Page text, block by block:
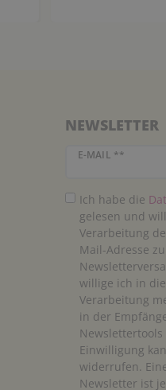
NEWSLETTER
E-MAIL **
Newsletter Honig
Ich habe die
gelesen und
Verarbeitung
Mail-Adresse
willige ich in
Verarbeitung
in der
Einwilligung
widerrufen.
Newsletter ist